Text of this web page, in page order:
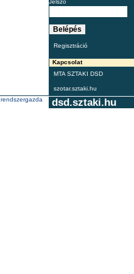
Jelszó
Regisztráció
Kapcsolat
MTA SZTAKI DSD
szotar.sztaki.hu
dsd.sztaki.hu
rendszergazda